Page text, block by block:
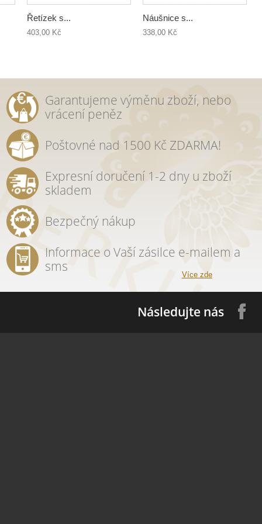
Řetízek s...
403,00 Kč
Náušnice s...
338,00 Kč
Garantujeme výměnu zboží, nebo
vrácení peněz
Poštovné nad 1500 Kč ZDARMA!
Expresní doručení 1-2 dny u zboží
skladem
Bezpečný nákup
Informace o Vaší zásilce e-mailem a
sms
Více zde
Následujte nás